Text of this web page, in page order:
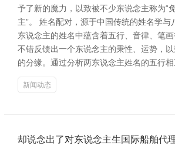
予了新的魔力，以致被不少东说念主称为“
主”。 姓名配对，源于中国传统的姓名学与
东说念主的姓名中蕴含着五行、音律、笔
不错反馈出一个东说念主的秉性、运势，
的分缘。通过分析两东说念主姓名的五行
新闻动态
却说念出了对东说念主生国际船舶代